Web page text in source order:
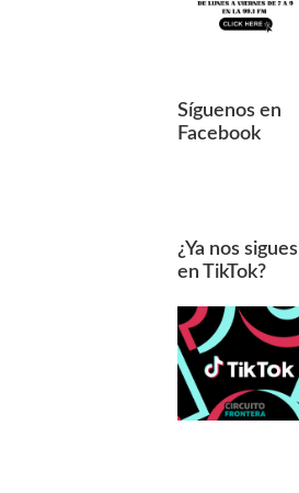
Síguenos en
Facebook
¿Ya nos sigues
en TikTok?